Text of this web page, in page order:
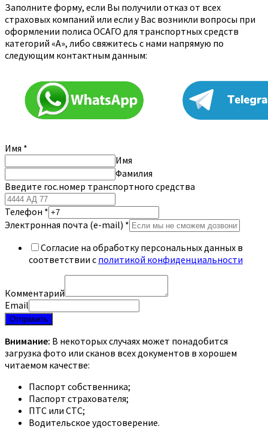
Заполните форму, если Вы получили отказ от всех
страховых компаний или если у Вас возникли вопросы при
оформлении полиса ОСАГО для транспортных средств
категорий «A», либо свяжитесь с нами напрямую по
следующим контактным данным:
Имя *
Имя
Фамилия
Введите гос.номер транспортного средства
Телефон *
Электронная почта (e-mail) *
Согласие на обработку персональных данных в
соответствии с политикой конфиденциальности
Комментарий
Email
Отправить
Внимание: В некоторых случаях может понадобится
загрузка фото или сканов всех документов в хорошем
читаемом качестве:
Паспорт собственника;
Паспорт страхователя;
ПТС или СТС;
Водительское удостоверение.